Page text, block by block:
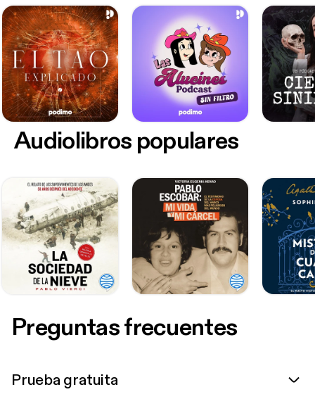
Audiolibros populares
Preguntas frecuentes
Prueba gratuita